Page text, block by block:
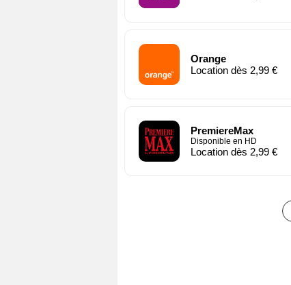
Orange
Location dès 2,99 €
PremiereMax
Disponible en HD
Location dès 2,99 €